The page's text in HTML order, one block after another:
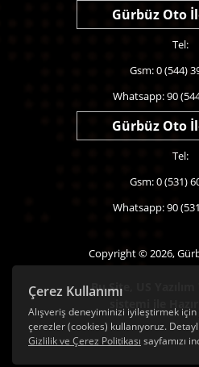
Çerez Kullanımı
Alışveriş deneyiminizi iyileştirmek
çerezler (cookies) kullanıyoruz.
Gizlilik ve Çerez Politikası sayfamızı
Gürbüz Oto
Tel:
Gsm: 0 (544)
Whatsapp: 90
Gürbüz Oto
Tel:
Gsm: 0 (531)
Whatsapp: 90
Copyright © 2026,
Bu Site,